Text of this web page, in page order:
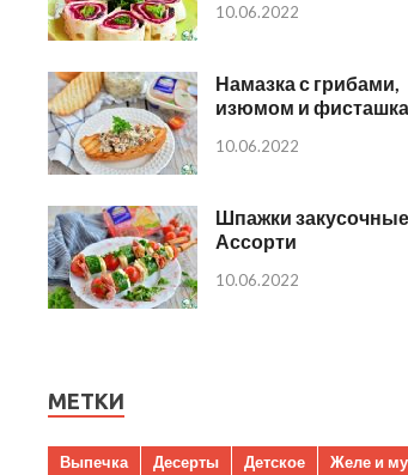
10.06.2022
Намазка с грибами,
изюмом и
10.06.2022
Шпажки закусочные
Ассорти
10.06.2022
МЕТКИ
Выпечка Десерты Детское
Желе и